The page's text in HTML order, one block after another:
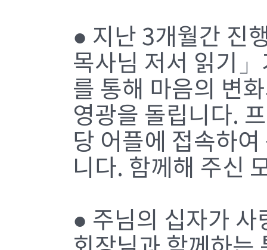
● 지난 3개월간 진
목사님 저서 읽기
를 통해 마음의 변
영광을 돌립니다.
당 어플에 접속하
니다. 함께해 주신
● 주님의 십자가